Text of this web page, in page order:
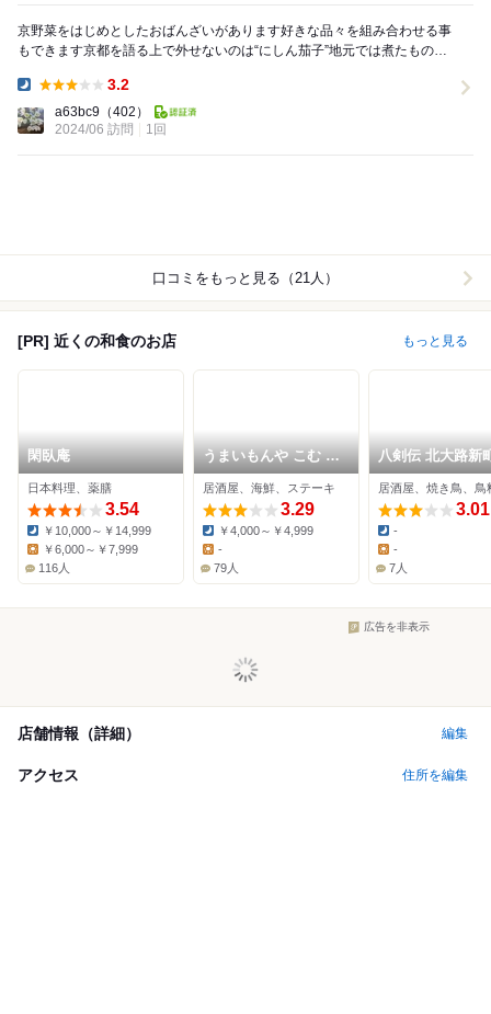
京野菜をはじめとしたおばんざいがあります好きな品々を組み合わせる事
もできます京都を語る上で外せないのは“にしん茄子”地元では煮たものを
3.2
a63bc9 （402）
2024/06 訪問
1回
口コミをもっと見る（21人）
[PR] 近くの和食のお店 もっと見る
閑臥庵
日本料理、薬膳
3.54
Dinner:
￥10,000～￥14,999
￥6,000～￥7,999
116人
うまいもんや こむ 北
山本店
居酒屋、海鮮、ステーキ
3.29
Dinner:
￥4,000～￥4,999
Lunch:
-
79人
八剣伝 北大路新
居酒屋、焼き鳥、鳥
3.01
Dinner:
-
Lunch:
-
7人
広告を非表示
店舗情報（詳細） 編集
アクセス 住所を編集